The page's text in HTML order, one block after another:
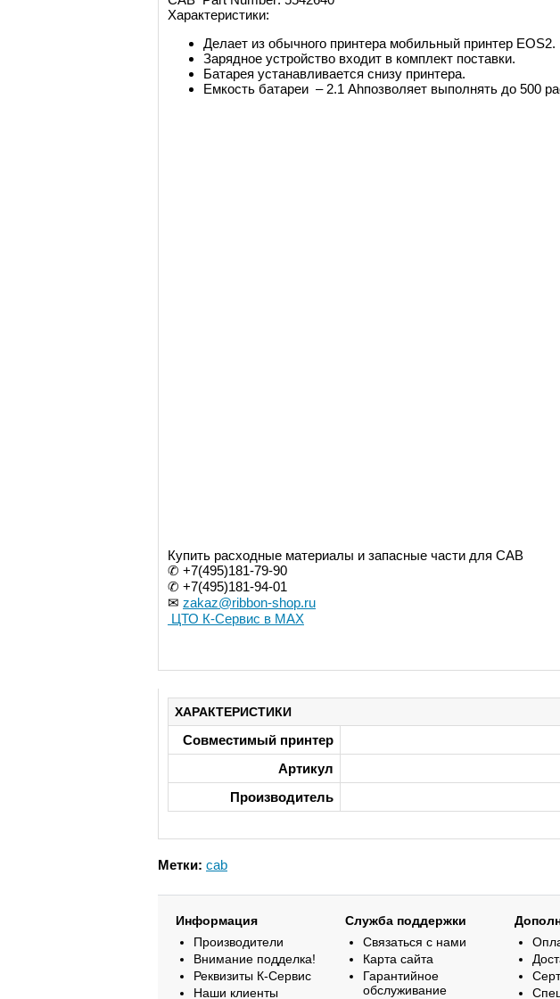
Характеристики:
Делает из обычного принтера мобильный принтер EOS2.
Зарядное устройство входит в комплект поставки.
Батарея устанавливается снизу принтера.
Емкость батареи – 2.1 Ahпозволяет выполнять до 500
Купить расходные материалы и запасные части для CAB
✆ +7(495)181-79-90
✆ +7(495)181-94-01
✉ zakaz@ribbon-shop.ru
ЦТО К-Сервис в MAX
ХАРАКТЕРИСТИКИ
Совместимый принтер
Артикул
Производитель
Метки: cab
Информация
Производители
Внимание подделка!
Реквизиты К-Сервис
Наши клиенты
Служба поддержки
Связаться с нами
Карта сайта
Гарантийное
обслуживание